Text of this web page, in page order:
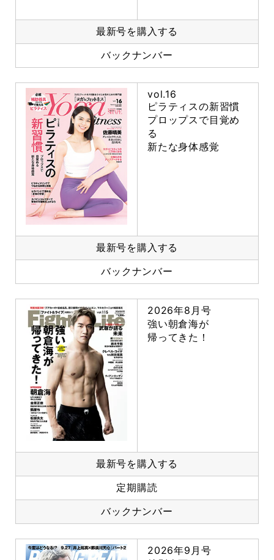
最新号を購入する
バックナンバー
vol.16
ピラティスの新習慣
プロップスで目覚め
る
新たな身体感覚
最新号を購入する
バックナンバー
2026年8月号
強い朝倉海が
帰ってきた！
最新号を購入する
定期購読
バックナンバー
2026年9月号